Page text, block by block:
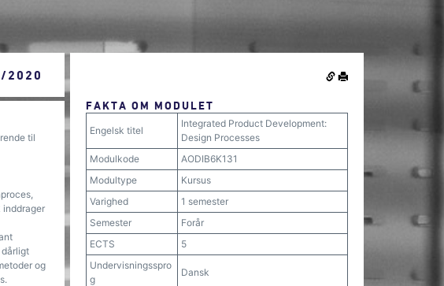
2020
til
og
FAKTA OM MODULET
Engelsk titel
Integrated Product Development:
Design Processes
Modulkode
AODIB6K131
Modultype
Kursus
Varighed
1 semester
Semester
Forår
ECTS
5
Undervisningsspro
g
Dansk